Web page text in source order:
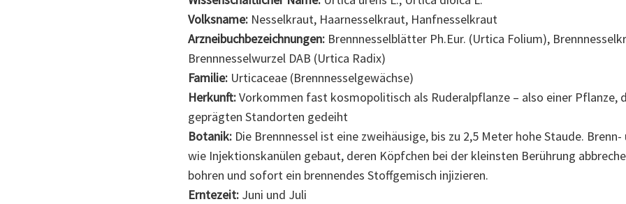
Volksname:Nesselkraut, Haarnesselkraut, Hanfnesselkraut
Arzneibuchbezeichnungen:Brennnesselblätter Ph.Eur. (Urtica Folium),
Brennnesselwurzel DAB (Urtica Radix)
Familie:Urticaceae (Brennnesselgewächse)
Herkunft:Vorkommen fast kosmopolitisch als Ruderalpflanze – also einer Pflanze,
geprägten Standorten gedeiht
Botanik:Die Brennnessel ist eine zweihäusige, bis zu 2,5 Meter hohe Staude.
wie Injektionskanülen gebaut, deren Köpfchen bei der kleinsten Berührung
bohren und sofort ein brennendes Stoffgemisch injizieren.
Erntezeit:Juni und Juli